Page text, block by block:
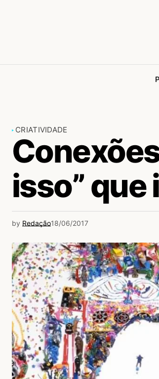
CRIATIVIDADE
isso”
by Redação18/06/2017